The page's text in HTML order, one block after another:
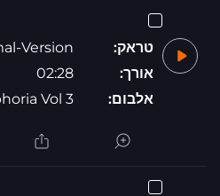
טראק:
Version
אורך:
02:28
אלבום:
Vol 3